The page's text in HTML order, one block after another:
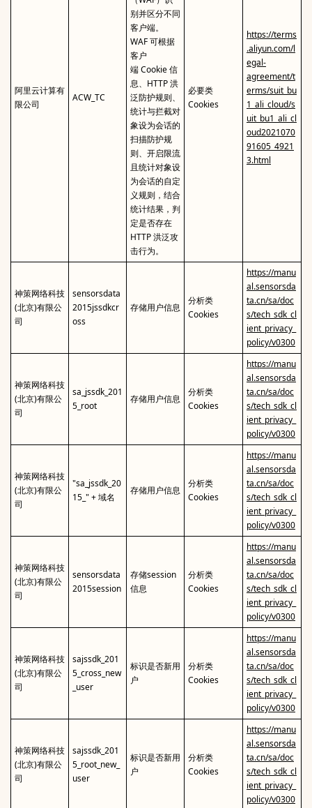
阿里云计算有
限公司
ACW_TC
别并区分不同
客户端。
WAF 可根据
客户
端 Cookie 信
息、HTTP 洪
泛防护规则、
统计与拦截对
象设为会话的
扫描防护规
则、开启限流
且统计对象设
为会话的自定
义规则，结合
统计结果，判
定是否存在
HTTP 洪泛攻
击行为。
必要类
Cookies
https://terms
.aliyun.com/l
egal-
agreement/t
erms/suit_bu
1_ali_cloud/s
uit_bu1_ali_cl
oud2021070
91605_4921
3.html
神策网络科技
(北京)有限公
司
sensorsdata
2015jssdkcr
oss
存储用户信息
分析类
Cookies
https://manu
al.sensorsda
ta.cn/sa/doc
s/tech_sdk_cl
ient_privacy_
policy/v0300
神策网络科技
(北京)有限公
司
sa_jssdk_201
5_root
存储用户信息
分析类
Cookies
https://manu
al.sensorsda
ta.cn/sa/doc
s/tech_sdk_cl
ient_privacy_
policy/v0300
神策网络科技
(北京)有限公
司
"sa_jssdk_20
15_" + 域名
存储用户信息
分析类
Cookies
https://manu
al.sensorsda
ta.cn/sa/doc
s/tech_sdk_cl
ient_privacy_
policy/v0300
神策网络科技
(北京)有限公
司
sensorsdata
2015session
存储session
信息
分析类
Cookies
https://manu
al.sensorsda
ta.cn/sa/doc
s/tech_sdk_cl
ient_privacy_
policy/v0300
神策网络科技
(北京)有限公
司
sajssdk_201
5_cross_new
_user
标识是否新用
户
分析类
Cookies
https://manu
al.sensorsda
ta.cn/sa/doc
s/tech_sdk_cl
ient_privacy_
policy/v0300
神策网络科技
(北京)有限公
司
sajssdk_201
5_root_new_
user
标识是否新用
户
分析类
Cookies
https://manu
al.sensorsda
ta.cn/sa/doc
s/tech_sdk_cl
ient_privacy_
policy/v0300